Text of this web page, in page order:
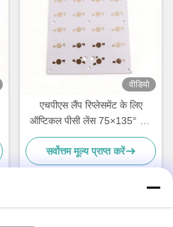
वीडियो
एचपीएस लैंप रिप्लेसमेंट के लिए
ऑप्टिकल पीसी लेंस 75×135° बीम
कोण के साथ 24W एलईडी स्ट्रीट
लाइट रेट्रोफिट किट
सर्वोत्तम मूल्य प्राप्त करें